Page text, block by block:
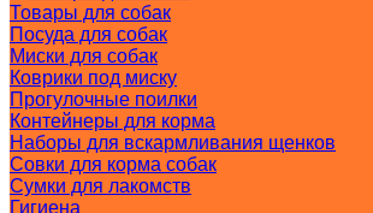
Товары для собак
Посуда для собак
Миски для собак
Коврики под миску
Прогулочные поилки
Контейнеры для корма
Наборы для вскармливания щенков
Совки для корма собак
Сумки для лакомств
Гигиена